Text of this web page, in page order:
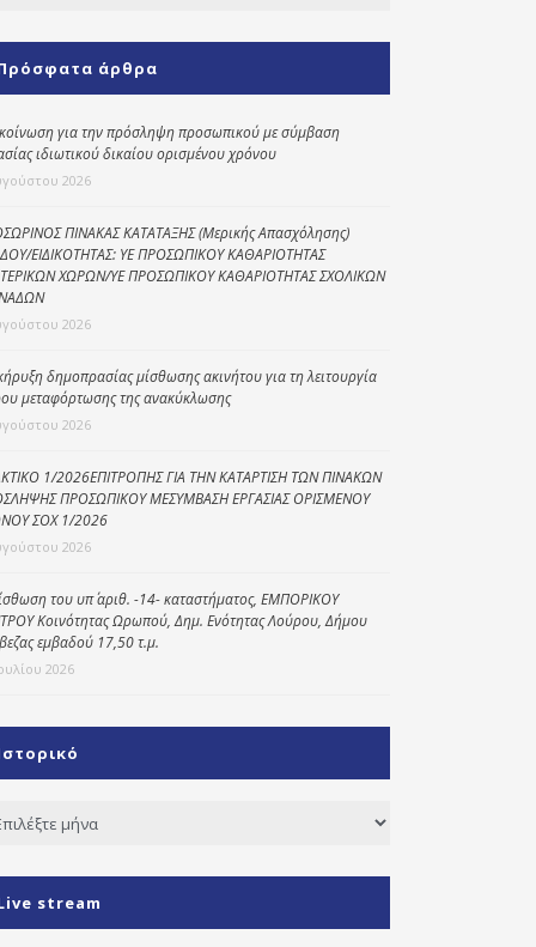
Kοινωνικό
φαρμακείο
Πρόγραμμα
“Βοήθεια στο σπίτι”
Κέντρο Ημερήσιας
Φροντίδας
Ηλικιωμένων
(Κ.Η.Φ.Η.) Πρέβεζας
άρθρα
για την πρόσληψη προσωπικού με σύμβαση
ιδιωτικού δικαίου ορισμένου χρόνου
2026
ΠΙΝΑΚΑΣ ΚΑΤΑΤΑΞΗΣ (Μερικής Απασχόλησης)
ΕΙΔΙΚΟΤΗΤΑΣ: ΥΕ ΠΡΟΣΩΠΙΚΟΥ ΚΑΘΑΡΙΟΤΗΤΑΣ
ΧΩΡΩΝ/ΥΕ ΠΡΟΣΩΠΙΚΟΥ ΚΑΘΑΡΙΟΤΗΤΑΣ ΣΧΟΛΙΚΩΝ
2026
δημοπρασίας μίσθωσης ακινήτου για τη λειτουργία
μεταφόρτωσης της ανακύκλωσης
2026
1/2026ΕΠΙΤΡΟΠΗΣ ΓΙΑ ΤΗΝ ΚΑΤΑΡΤΙΣΗ ΤΩΝ ΠΙΝΑΚΩΝ
ΠΡΟΣΩΠΙΚΟΥ ΜΕΣΥΜΒΑΣΗ ΕΡΓΑΣΙΑΣ ΟΡΙΣΜΕΝΟΥ
ΣΟΧ 1/2026
2026
του υπ΄ αριθ. -14- καταστήματος, ΕΜΠΟΡΙΚΟΥ
Κοινότητας Ωρωπού, Δημ. Ενότητας Λούρου, Δήμου
εμβαδού 17,50 τ.μ.
2026
stream